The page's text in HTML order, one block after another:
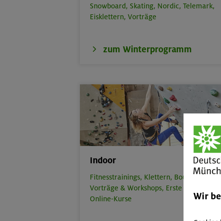
Snowboard, Skating, Nordic, Telemark,
Eisklettern, Vorträge
zum Winterprogramm
Indoor
Fitnesstrainings, Klettern, Bouldern,
Vorträge & Workshops, Erste Hilfe,
Online-Kurse
Wir